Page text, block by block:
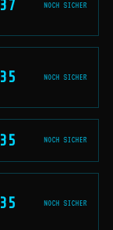
37 NOCH SICHER
35 NOCH SICHER
35 NOCH SICHER
35 NOCH SICHER